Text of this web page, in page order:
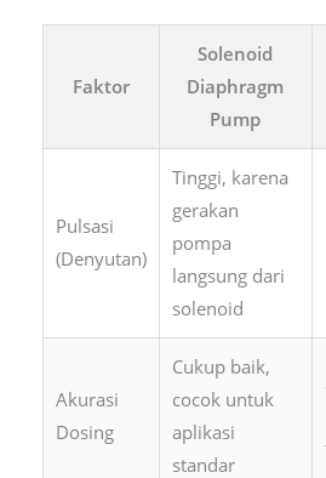
Faktor
Solenoid
Diaphragm
Pump
Pulsasi
(Denyutan)
Tinggi, karena
gerakan
pompa
langsung dari
solenoid
Akurasi
Dosing
Cukup baik,
cocok untuk
aplikasi
standar